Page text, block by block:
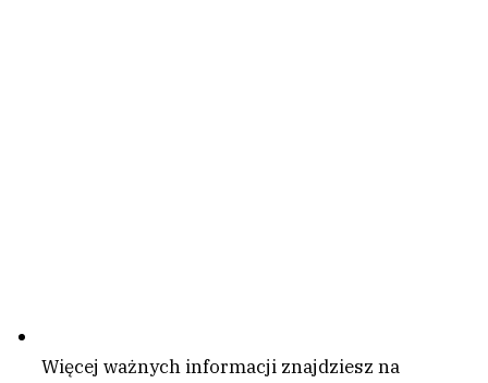
Więcej ważnych informacji znajdziesz na